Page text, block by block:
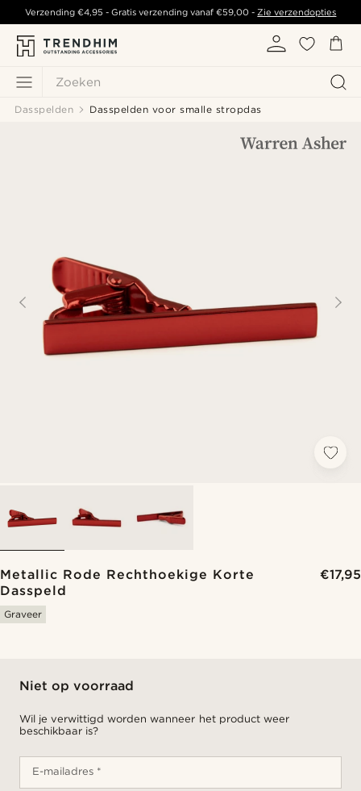
Zoeken
Verzending €4,95 - Gratis verzending vanaf€59,00 -Zie verzendopties
Dasspelden Dasspelden voor smalle stropdas
Metallic Rode Rechthoekige Korte
Dasspeld
€17,95
Graveer
Niet op voorraad
Wil je verwittigd worden wanneer het product weer
beschikbaar is?
E-mailadres *